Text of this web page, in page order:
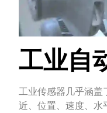
工业自
工业传感器几乎涵盖
近、位置、速度、水